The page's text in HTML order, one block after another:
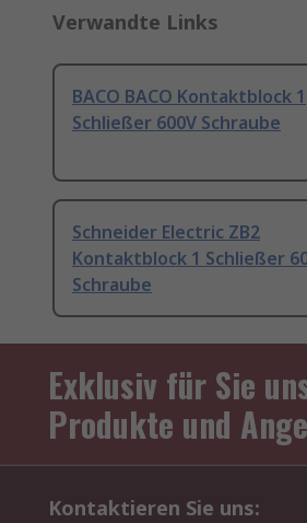
Verwandte Links
BACO BACO Kontaktblock 1
Schließer 600V Schraube
Schneider Electric ZB2
Kontaktblock 1 Schließer
Schraube
Exklusiv für Sie
Produkte und
Kontaktieren Sie uns: